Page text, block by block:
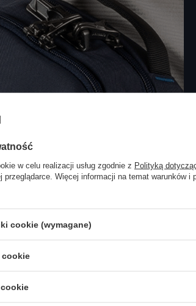
w celu realizacji usług zgodnie z Polityką
przeglądarce. Więcej informacji na temat warunków
cookie (wymagane)